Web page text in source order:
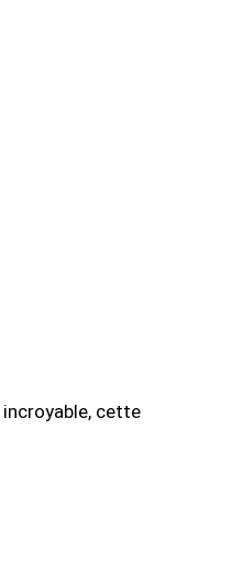
incroyable, cette